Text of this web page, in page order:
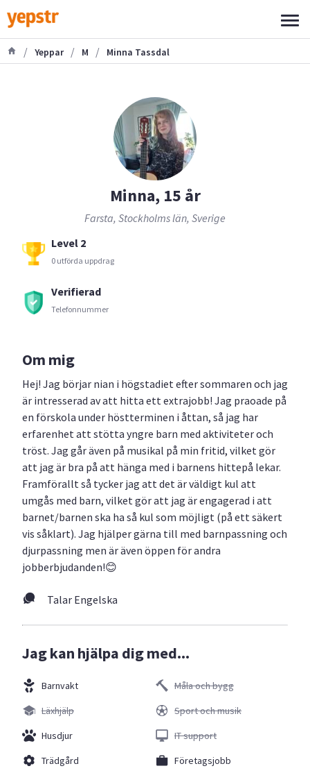
/ Yeppar / M / Minna Tassdal
Minna, 15 år
Farsta, Stockholms län, Sverige
Level 2
0 utförda uppdrag
Verifierad
Telefonnummer
Om mig
Hej! Jag börjar nian i högstadiet efter sommaren och jag
är intresserad av att hitta ett extrajobb! Jag praoade på
en förskola under höstterminen i åttan, så jag har
erfarenhet att stötta yngre barn med aktiviteter och
tröst. Jag går även på musikal på min fritid, vilket gör
att jag är bra på att hänga med i barnens hittepå lekar.
Framförallt så tycker jag att det är väldigt kul att
umgås med barn, vilket gör att jag är engagerad i att
barnet/barnen ska ha så kul som möjligt (på ett säkert
vis såklart). Jag hjälper gärna till med barnpassning och
djurpassning men är även öppen för andra
jobberbjudanden!😊
Talar Engelska
Jag kan hjälpa dig med...
Barnvakt
Läxhjälp
Husdjur
Trädgård
Måla och bygg
Sport och musik
IT support
Företagsjobb